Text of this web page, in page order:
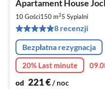
Apartament House
10 Gości150 m25 Sypialni
8 recenzji
Bezpłatna rezygnacja
20% Last minute
od 221€/ noc